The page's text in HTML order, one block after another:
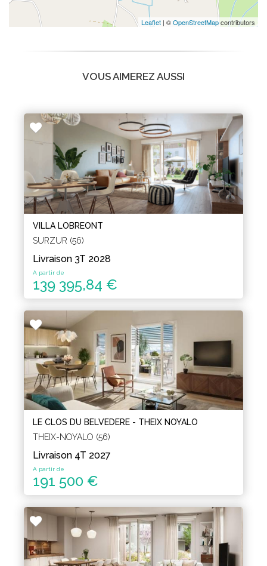
Leaflet | ©OpenStreetMapcontributors
VOUS AIMEREZ AUSSI
VILLA LOBREONT
SURZUR (56)
Livraison 3T 2028
A partir de
139 395,84 €
LE CLOS DU BELVEDERE - THEIX NOYALO
THEIX-NOYALO (56)
Livraison 4T 2027
A partir de
191 500 €